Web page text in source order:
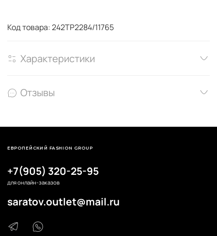
Код товара: 242TP2284/11765
Характеристики
Отзывы
+7(905) 320-25-95
для онлайн-заказов
saratov.outlet@mail.ru
ЕВРОПЕЙСКИЙ FASHION GROUP